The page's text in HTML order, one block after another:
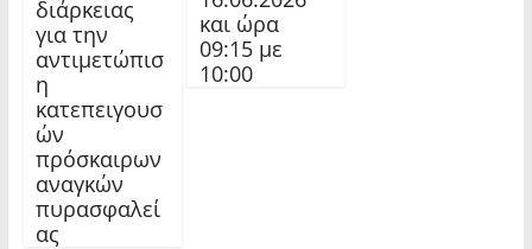
διάρκειας
για την
αντιμετώπισ
η
κατεπειγουσ
ών
πρόσκαιρων
αναγκών
πυρασφαλεί
ας
και ώρα
09:15 με
10:00